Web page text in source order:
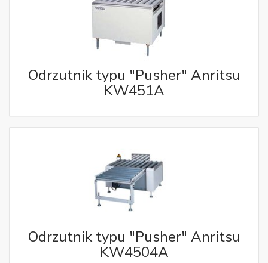
Odrzutnik typu "Pusher" Anritsu
KW451A
Odrzutnik typu "Pusher" Anritsu
KW4504A